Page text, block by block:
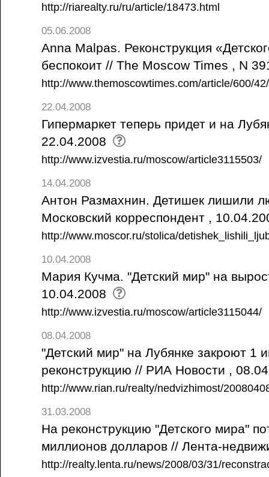
http://riarealty.ru/ru/article/18473.html
05.06.2008
Anna Malpas. Реконструкция
беспокоит // The Moscow Times , N
http://www.themoscowtimes.com/article/600/
22.04.2008
Гипермаркет теперь придет и на
22.04.2008
http://www.izvestia.ru/moscow/article3115503/
14.04.2008
Антон Размахнин. Детишек лишили
Московский корреспондент ,
http://www.moscor.ru/stolica/
10.04.2008
Мария Кучма. "Детский мир" на
10.04.2008
http://www.izvestia.ru/moscow/article3115044/
08.04.2008
"Детский мир" на Лубянке закроют 1
реконструкцию // РИА Новости ,
http://www.rian.ru/realty/nedvizhimost/
31.03.2008
На реконструкцию "Детского мира"
миллионов долларов // Лента-
http://realty.lenta.ru/news/2008/03/31/